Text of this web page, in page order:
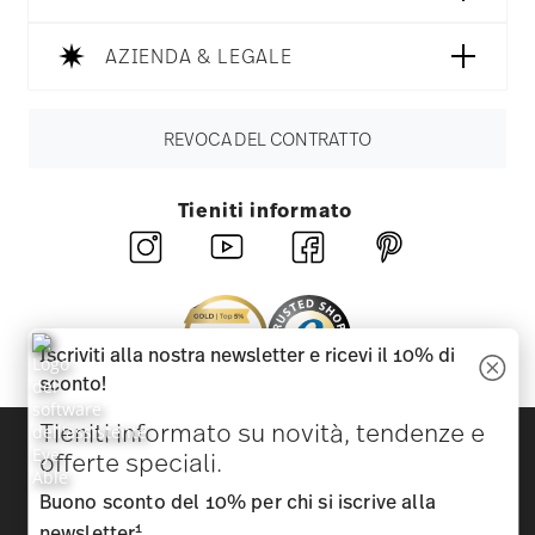
AZIENDA & LEGALE
REVOCA DEL CONTRATTO
Tieniti informato
Scopri tutti i nostri brand
Bellezza e funzionalità per la tua casa
Homepage
Iscriviti alla nostra newsletter e ricevi il 10% di
sconto!
Tieniti informato su novità, tendenze e
offerte speciali.
Buono sconto del 10% per chi si iscrive alla
1